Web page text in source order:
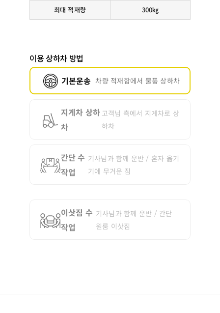
최대 적재량 300㎏
이용 상하차 방법
기본운송 차량 적재함에서 물품 상하차
지게차 상하
차
고객님 측에서 지게차로 상
하차
간단 수
작업
기사님과 함께 운반 / 혼자 옮기
기에 무거운 짐
이삿짐 수
작업
기사님과 함께 운반 / 간단
원룸 이삿짐